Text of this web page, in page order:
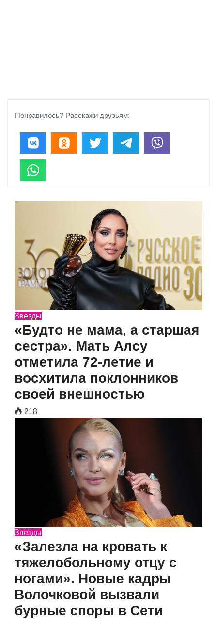
Понравилось? Расскажи друзьям:
Звезды
«Будто не мама, а старшая
сестра». Мать Алсу
отметила 72-летие и
восхитила поклонников
своей внешностью
218
Звезды
«Залезла на кровать к
тяжелобольному отцу с
ногами». Новые кадры
Волочковой вызвали
бурные споры в Сети